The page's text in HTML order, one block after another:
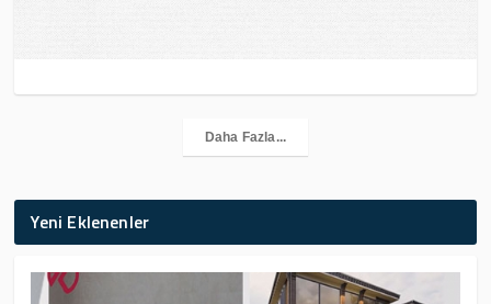
Daha Fazla...
Yeni Eklenenler